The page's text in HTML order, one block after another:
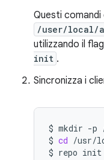
Questi comandi
/user/local/
utilizzando il flag
init .
Sincronizza i
$ mkdir -p
$ cd /usr/
$ repo init